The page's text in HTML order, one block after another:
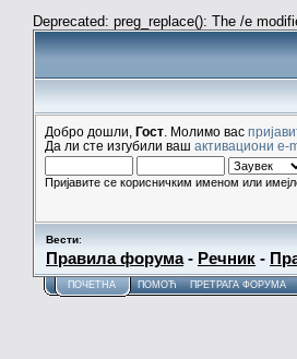
Deprecated: preg_replace(): The /e
Добро дошли, Гост . Молимо вас
Да ли сте изгубили ваш активациони e-
Пријавите се корисничким именом или
Вести:
Правила форума- Речник -
ПОЧЕТНА ПОМОЋ ПРЕТРАГА ФОРУМА